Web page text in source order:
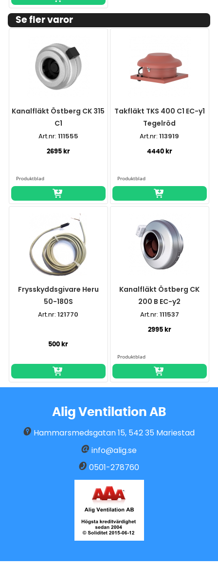
Se fler varor
Kanalfläkt Östberg CK 315
C1
Art.nr: 111555
2695 kr
Takfläkt TKS 400 C1 EC-y1
Tegelröd
Art.nr:113919
4440 kr
Frysskyddsgivare Heru
50-180S
Art.nr:121770
500 kr
Kanalfläkt Östberg CK
200 B EC-y2
Art.nr: 111537
2995 kr
Alig Ventilation AB
Hammarsmedsgatan 15, 542 35 Mariestad
info@alig.se
0501-278760